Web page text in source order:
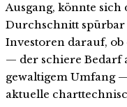
Ausgang, könnte sich
Durchschnitt
Investoren darauf,
— der schiere Bedarf
gewaltigem Umfang
aktuelle